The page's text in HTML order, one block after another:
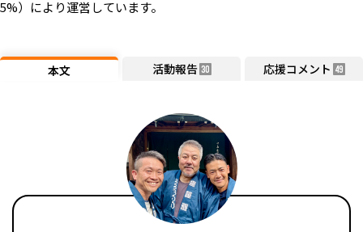
5%）により運営しています。
本文 活動報告 30 応援コメント 49